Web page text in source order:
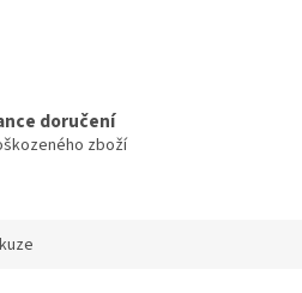
doručení
zboží